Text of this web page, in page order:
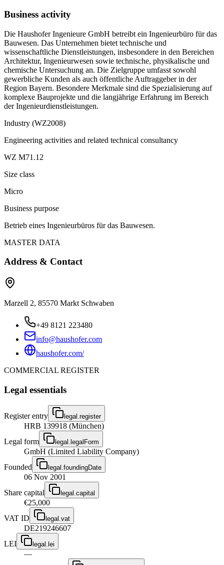
Business activity
Die Haushofer Ingenieure GmbH betreibt ein Ingenieurbüro für das
Bauwesen. Das Unternehmen bietet technische und
wissenschaftliche Dienstleistungen, insbesondere in den Bereichen
Architektur, Ingenieurwesen sowie technische, physikalische und
chemische Untersuchung an. Die Zielgruppe umfasst sowohl
gewerbliche Kunden als auch öffentliche Auftraggeber in der
Region Bayern. Besondere Merkmale sind die Spezialisierung auf
komplexe Bauprojekte und die langjährige Erfahrung im Bereich
der Ingenieurdienstleistungen.
Industry (WZ2008)
Engineering activities and related technical consultancy
WZ M71.12
Size class
Micro
Business purpose
Betrieb eines Ingenieurbüros für das Bauwesen.
MASTER DATA
Address & Contact
Marzell 2, 85570 Markt Schwaben
+49 8121 223480
info@haushofer.com
haushofer.com/
COMMERCIAL REGISTER
Legal essentials
Register entry legal.register
HRB 139918 (München)
Legal form
legal.legalForm
GmbH (Limited Liability Company)
Founded
legal.foundingDate
06 Nov 2001
Share capital
legal.capital
€25,000
VAT ID
legal.vat
DE219246607
LEI
legal.lei
—